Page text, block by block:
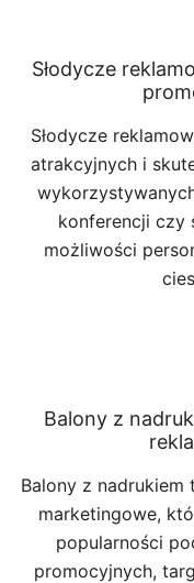
Słodycze
Słodycze
atrakcyjnych i
konferencji czy
możliwości
Balony z
Balony z
marketingowe,
popularności
promocyjnych,